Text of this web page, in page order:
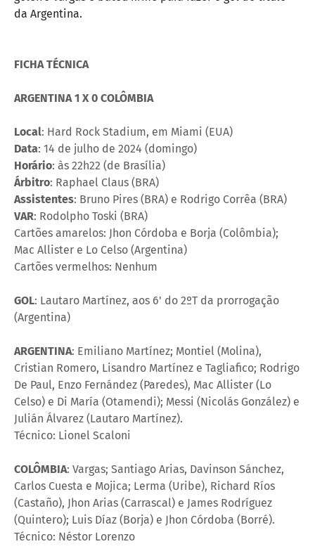
da Argentina.
FICHA TÉCNICA
ARGENTINA 1 X 0 COLÔMBIA
Local: Hard Rock Stadium, em Miami (EUA)
Data: 14 de julho de 2024 (domingo)
Horário: às 22h22 (de Brasília)
Árbitro: Raphael Claus (BRA)
Assistentes: Bruno Pires (BRA) e Rodrigo Corrêa (BRA)
VAR: Rodolpho Toski (BRA)
Cartões amarelos: Jhon Córdoba e Borja (Colômbia);
Mac Allister e Lo Celso (Argentina)
Cartões vermelhos: Nenhum
GOL: Lautaro Martínez, aos 6' do 2ºT da prorrogação
(Argentina)
ARGENTINA: Emiliano Martínez; Montiel (Molina),
Cristian Romero, Lisandro Martínez e Tagliafico; Rodrigo
De Paul, Enzo Fernández (Paredes), Mac Allister (Lo
Celso) e Di María (Otamendi); Messi (Nicolás González) e
Julián Álvarez (Lautaro Martínez).
Técnico: Lionel Scaloni
COLÔMBIA: Vargas; Santiago Arias, Davinson Sánchez,
Carlos Cuesta e Mojica; Lerma (Uribe), Richard Ríos
(Castaño), Jhon Arias (Carrascal) e James Rodríguez
(Quintero); Luis Díaz (Borja) e Jhon Córdoba (Borré).
Técnico: Néstor Lorenzo